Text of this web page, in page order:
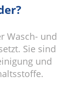
Wasch- und
Sie sind
und